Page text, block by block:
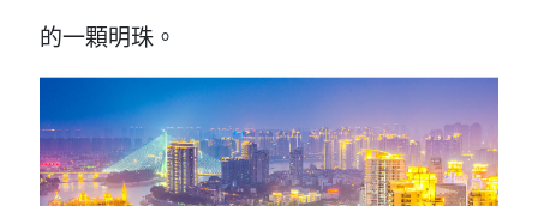
的一顆明珠。